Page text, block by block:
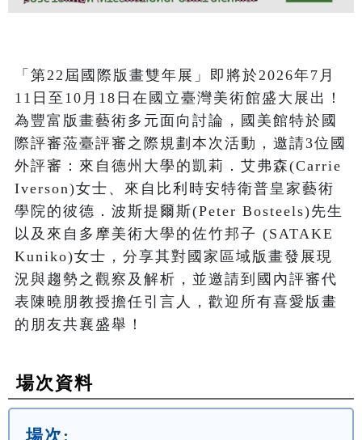
「第22屆國際版畫雙年展」即將於2026年7月
11日至10月18日在國立臺灣美術館盛大展出！
為豐富版畫藝術多元面向討論，國美館特於國
際評審蒞臺評審之際規劃本次活動，邀請3位國
外評審：來自德州大學的凱莉．艾弗森(Carrie
Iverson)女士、來自比利時安特衛普皇家藝術
學院的彼德．波斯提爾斯(Peter Bosteels)先生
以及來自多摩美術大學的佐竹邦子 (SATAKE
Kuniko)女士，分享其對國家區域版畫發展現
況與趨勢之觀察及解析，並邀請到國內評審代
表陳曉朋教授擔任引言人，歡迎所有喜愛版畫
的朋友共襄盛舉！
場次資料
場次: